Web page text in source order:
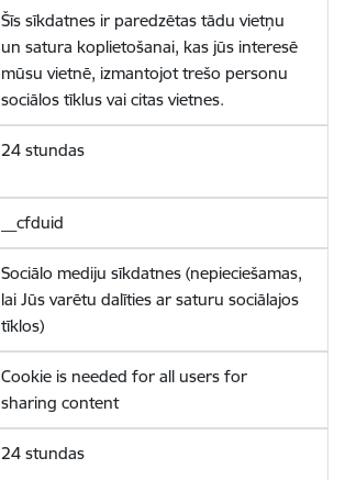
Šīs sīkdatnes ir paredzētas tādu vietņu
un satura koplietošanai, kas jūs interesē
mūsu vietnē, izmantojot trešo personu
sociālos tīklus vai citas vietnes.
24 stundas
__cfduid
Sociālo mediju sīkdatnes (nepieciešamas,
lai Jūs varētu dalīties ar saturu sociālajos
tīklos)
Cookie is needed for all users for
sharing content
24 stundas